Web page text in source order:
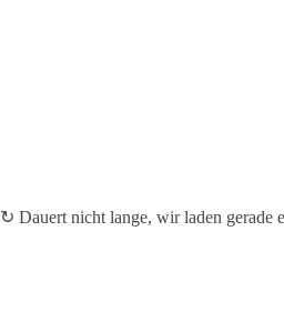
↻ Dauert nicht lange, wir laden gerade